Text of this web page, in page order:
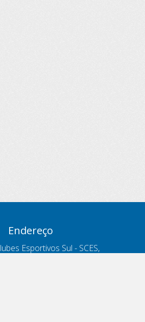
Endereço
Esportivos Sul - SCES,